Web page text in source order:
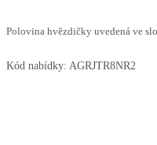
Polovina hvězdičky uvedená ve
Kód nabídky: AGRJTR8NR2